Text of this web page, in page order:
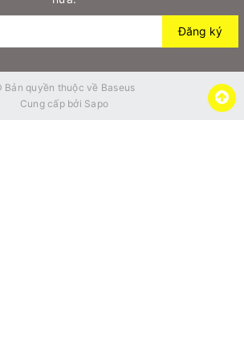
Quốc
+ Hợp kim nhôm + Silicone
thoại/ Tablet (4.7-12.9 inch)
Car Mount
Đăng ký
Bản quyền thuộc về Baseus
Cung cấp bởi Sapo